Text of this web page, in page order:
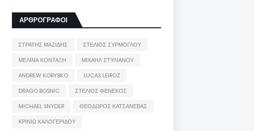
ΑΡΘΡΟΓΡΑΦΟΙ
ΣΤΡΑΤΗΣ ΜΑΖΙΔΗΣ
ΣΤΕΛΙΟΣ ΣΥΡΜΟΓΛΟΥ
ΜΕΛΙΝΑ ΚΟΝΤΑΞΗ
ΜΙΧΑΗΛ ΣΤΥΛΙΑΝΟΥ
ANDREW KORYBKO
LUCAS LEIROZ
DRAGO BOSNIC
ΣΤΕΛΙΟΣ ΦΕΝΕΚΟΣ
MICHAEL SNYDER
ΘΕΟΔΩΡΟΣ ΚΑΤΣΑΝΕΒΑΣ
ΚΡΙΝΙΩ ΚΑΛΟΓΕΡΙΔΟΥ